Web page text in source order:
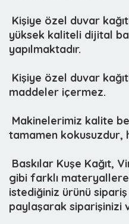
 Kişiye özel duvar
yüksek kaliteli dijital
yapılmaktadır.
 Kişiye özel duvar
maddeler içermez.
 Makinelerimiz kalite
tamamen kokusuzdur,
 Baskılar Kuşe Kağıt,
gibi farklı materyallere
istediğiniz ürünü
paylaşarak siparişinizi